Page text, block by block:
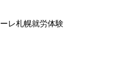
レ札幌就労体験